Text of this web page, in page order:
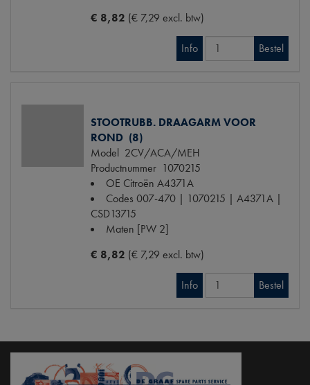
€ 8,82 (€ 7,29 excl. btw)
Info Bestel
STOOTRUBB. DRAAGARM VOOR
ROND (8)
Model 2CV/ACA/MEH
Productnummer 1070215
OE Citroën A4371A
Codes 007-470 | 1070215 | A4371A |
CSD13715
Maten [PW 2]
€ 8,82 (€ 7,29 excl. btw)
Info Bestel